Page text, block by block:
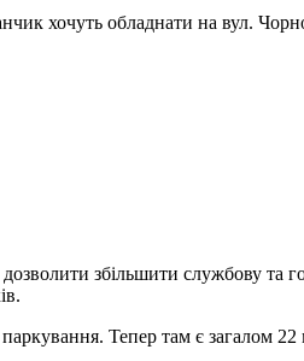
хочуть обладнати на вул.
збільшити службову та
паркування. Тепер там є загалом